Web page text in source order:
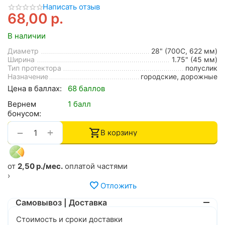
Написать отзыв
68,00 р.
В наличии
Диаметр
28" (700C, 622 мм)
Ширина
1.75" (45 мм)
Тип протектора
полуслик
Назначение
городские, дорожные
Цена в баллах:
68 баллов
Вернем
бонусом:
1 балл
+
− В корзину
от 2,50 р./мес. оплатой частями
›
Отложить
Самовывоз | Доставка
Стоимость и сроки доставки